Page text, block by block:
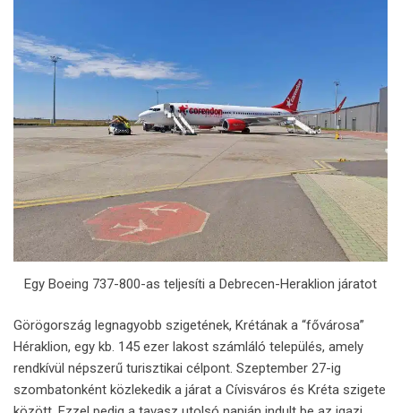
Egy Boeing 737-800-as teljesíti a Debrecen-Heraklion járatot
Görögország legnagyobb szigetének, Krétának a “fővárosa”
Héraklion, egy kb. 145 ezer lakost számláló település, amely
rendkívül népszerű turisztikai célpont. Szeptember 27-ig
szombatonként közlekedik a járat a Cívisváros és Kréta szigete